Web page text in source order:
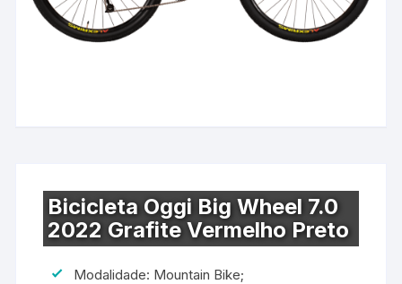
Bicicleta Oggi Big Wheel 7.0
2022 Grafite Vermelho Preto
Modalidade: Mountain Bike;